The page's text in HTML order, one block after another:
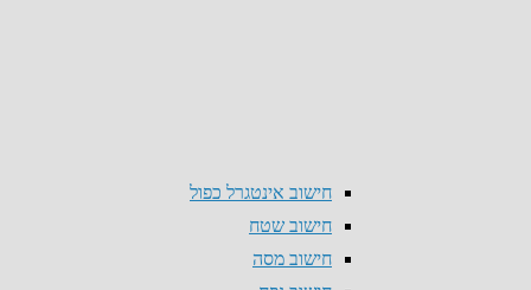
חישוב אינטגרל כפול
חישוב שטח
חישוב מסה